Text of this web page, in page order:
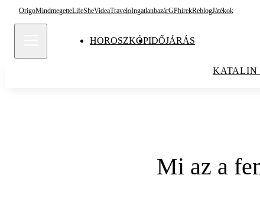
OrigoMindmegetteLifeSheVideaTraveloIngatlanbazárGPhírekReblogJátékok
HOROSZKÓPIDŐJÁRÁS
KATALIN
Mi az a